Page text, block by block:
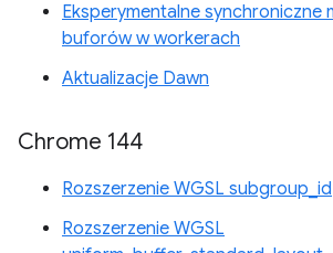
Eksperymentalne synchroniczne
buforów w workerach
Aktualizacje Dawn
Chrome 144
Rozszerzenie WGSL subgroup_id
Rozszerzenie WGSL